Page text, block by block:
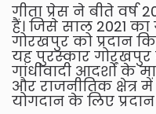
गीता प्रेस ने बीते वर्ष
हैं। जिसे साल 2021 का
गोरखपुर को प्रदान
यह पुरस्कार
गांधीवादी आदर्शों के
और राजनीतिक क्षेत्र
योगदान के लिए प्रदान